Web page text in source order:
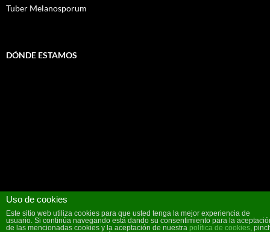
Tuber Melanosporum
DÓNDE ESTAMOS
Uso de cookies
Este sitio web utiliza cookies para que usted tenga la mejor experiencia de
usuario. Si continúa navegando está dando su consentimiento para la
de las mencionadas cookies y la aceptación de nuestra política de cookies,